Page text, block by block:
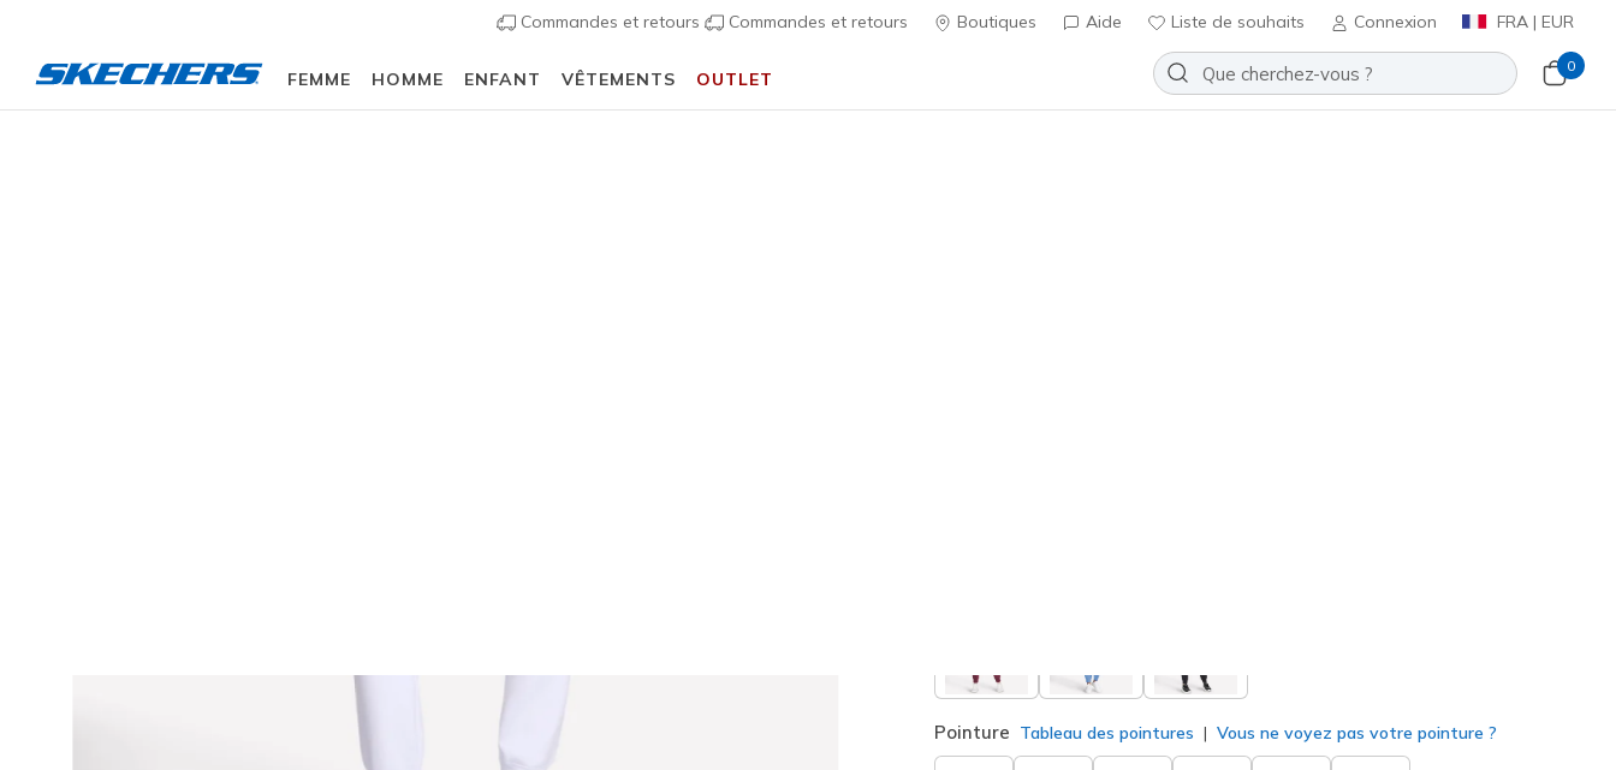
Commandes et retours Commandes et retours Boutiques Aide Liste de souhaits Connexion FRA | EUR
FEMME HOMME ENFANT VÊTEMENTS OUTLET
0
Pointure Tableau des pointures Vous ne voyez pas votre pointure ?